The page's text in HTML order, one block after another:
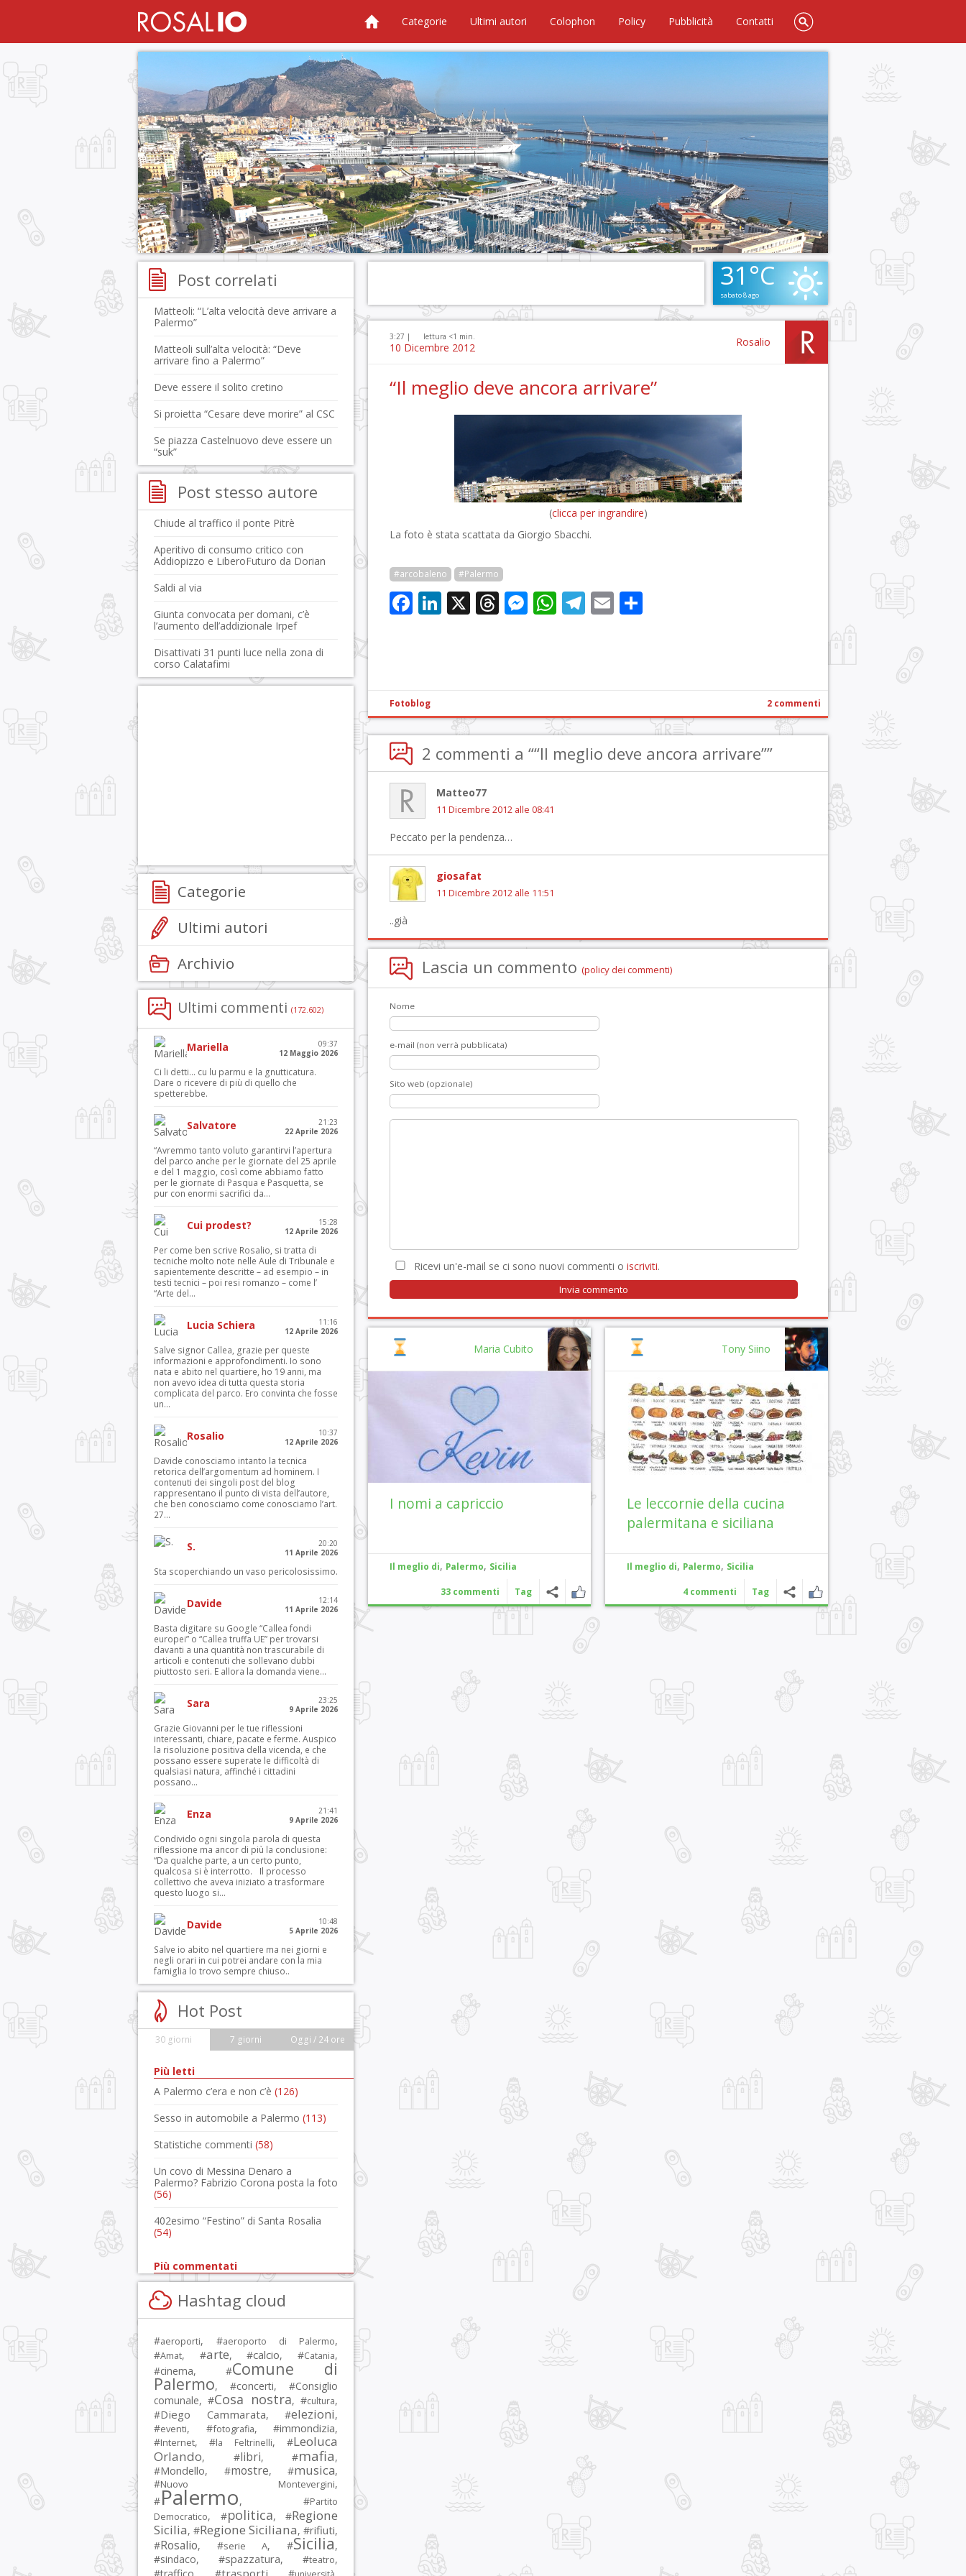
Categorie Ultimi autori Colophon Policy Pubblicità Contatti
31°C
sabato 8 ago
3:27 | lettura <1 min.
10 Dicembre 2012 Rosalio
“Il meglio deve ancora arrivare”
(clicca per ingrandire)
La foto è stata scattata da Giorgio Sbacchi.
#arcobaleno #Palermo
Facebook
LinkedIn
X Threads
Messenger
WhatsApp
Telegram
Email
Fotoblog 2 commenti
2 commenti a ““Il meglio deve ancora arrivare””
Matteo77
11 Dicembre 2012 alle 08:41
Peccato per la pendenza…
giosafat
11 Dicembre 2012 alle 11:51
..già
Lascia un commento (policy dei commenti)
Nome
e-mail (non verrà pubblicata)
Sito web (opzionale)
Ricevi un'e-mail se ci sono nuovi commenti o iscriviti.
Tony Siino
Le leccornie della cucina
palermitana e siciliana
Il meglio di, Palermo, Sicilia
4 commenti Tag
Maria Cubito
I nomi a capriccio
Il meglio di, Palermo, Sicilia
33 commenti Tag
Post correlati
Matteoli: “L’alta velocità deve arrivare a
Palermo”
Matteoli sull’alta velocità: “Deve
arrivare fino a Palermo”
Deve essere il solito cretino
Si proietta “Cesare deve morire” al CSC
Se piazza Castelnuovo deve essere un
“suk”
Post stesso autore
Chiude al traffico il ponte Pitrè
Aperitivo di consumo critico con
Addiopizzo e LiberoFuturo da Dorian
Saldi al via
Giunta convocata per domani, c’è
l’aumento dell’addizionale Irpef
Disattivati 31 punti luce nella zona di
corso Calatafimi
Categorie
Ultimi autori
Archivio
Ultimi commenti (172.602)
Mariella
09:37
12 Maggio 2026
Ci li detti… cu lu parmu e la gnutticatura.
Dare o ricevere di più di quello che
spetterebbe.
Salvatore
21:23
22 Aprile 2026
“Avremmo tanto voluto garantirvi l’apertura
del parco anche per le giornate del 25 aprile
e del 1 maggio, così come abbiamo fatto
per le giornate di Pasqua e Pasquetta, se
pur con enormi sacrifici da...
Cui prodest?
15:28
12 Aprile 2026
Per come ben scrive Rosalio, si tratta di
tecniche molto note nelle Aule di Tribunale e
sapientemente descritte – ad esempio – in
testi tecnici – poi resi romanzo – come l’
“Arte del...
Lucia Schiera
11:16
12 Aprile 2026
Salve signor Callea, grazie per queste
informazioni e approfondimenti. Io sono
nata e abito nel quartiere, ho 19 anni, ma
non avevo idea di tutta questa storia
complicata del parco. Ero convinta che fosse
un...
Rosalio
10:37
12 Aprile 2026
Davide conosciamo intanto la tecnica
retorica dell’argomentum ad hominem. I
contenuti dei singoli post del blog
rappresentano il punto di vista dell’autore,
che ben conosciamo come conosciamo l’art.
27...
S.
20:20
11 Aprile 2026
Sta scoperchiando un vaso pericolosissimo.
Davide
12:14
11 Aprile 2026
Basta digitare su Google “Callea fondi
europei” o “Callea truffa UE” per trovarsi
davanti a una quantità non trascurabile di
articoli e contenuti che sollevano dubbi
piuttosto seri. E allora la domanda viene...
Sara
23:25
9 Aprile 2026
Grazie Giovanni per le tue riflessioni
interessanti, chiare, pacate e ferme. Auspico
la risoluzione positiva della vicenda, e che
possano essere superate le difficoltà di
qualsiasi natura, affinché i cittadini
possano...
Enza
21:41
9 Aprile 2026
Condivido ogni singola parola di questa
riflessione ma ancor di più la conclusione:
“Da qualche parte, a un certo punto,
qualcosa si è interrotto. Il processo
collettivo che aveva iniziato a trasformare
questo luogo si...
Davide
10:48
5 Aprile 2026
Salve io abito nel quartiere ma nei giorni e
negli orari in cui potrei andare con la mia
famiglia lo trovo sempre chiuso..
Hot Post
30 giorni 7 giorni Oggi / 24 ore
Più letti
A Palermo c’era e non c’è (126)
Sesso in automobile a Palermo (113)
Statistiche commenti (58)
Un covo di Messina Denaro a
Palermo? Fabrizio Corona posta la foto
(56)
402esimo “Festino” di Santa Rosalia
(54)
Più commentati
Hashtag cloud
#aeroporti, #aeroporto di Palermo,
#Amat, #arte, #calcio, #Catania,
#cinema, #Comune di
Palermo, #concerti, #Consiglio
comunale, #Cosa nostra, #cultura,
#Diego Cammarata, #elezioni,
#eventi, #fotografia, #immondizia,
#Internet, #la Feltrinelli, #Leoluca
Orlando, #libri, #mafia,
#Mondello, #mostre, #musica,
#Nuovo Montevergini,
#Palermo, #Partito
Democratico, #politica, #Regione
Sicilia, #Regione Siciliana, #rifiuti,
#Rosalio, #serie A, #Sicilia,
#sindaco, #spazzatura, #teatro,
trasporti